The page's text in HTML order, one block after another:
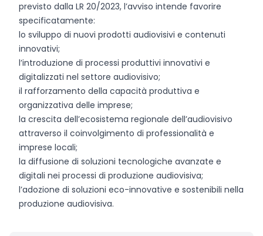
previsto dalla LR 20/2023, l’avviso intende favorire
specificatamente:
lo sviluppo di nuovi prodotti audiovisivi e contenuti
innovativi;
l’introduzione di processi produttivi innovativi e
digitalizzati nel settore audiovisivo;
il rafforzamento della capacità produttiva e
organizzativa delle imprese;
la crescita dell’ecosistema regionale dell’audiovisivo
attraverso il coinvolgimento di professionalità e
imprese locali;
la diffusione di soluzioni tecnologiche avanzate e
digitali nei processi di produzione audiovisiva;
l’adozione di soluzioni eco-innovative e sostenibili nella
produzione audiovisiva.